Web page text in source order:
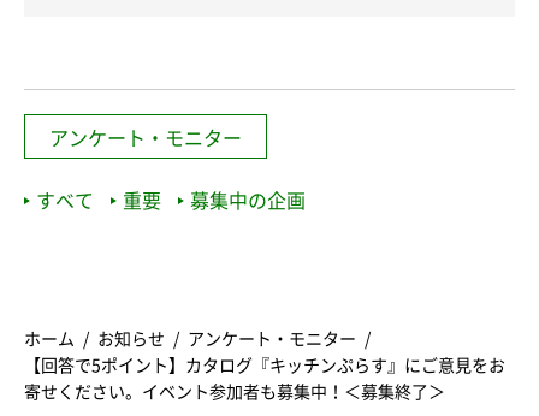
アンケート・モニター
すべて 重要 募集中の企画
ホーム お知らせ
アンケート・モニター
【回答で5ポイント】カタログ『キッチンぷらす』にご意見をお
寄せください。イベント参加者も募集中！＜募集終了＞